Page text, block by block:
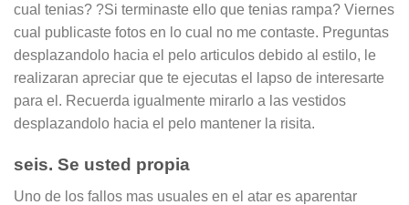
cual tenias? ?Si terminaste ello que tenias rampa? Viernes
cual publicaste fotos en lo cual no me contaste. Preguntas
desplazandolo hacia el pelo articulos debido al estilo, le
realizaran apreciar que te ejecutas el lapso de interesarte
para el. Recuerda igualmente mirarlo a las vestidos
desplazandolo hacia el pelo mantener la risita.
seis. Se usted propia
Uno de los fallos mas usuales en el atar es aparentar